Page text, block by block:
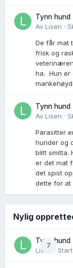
Tynn hund
Av Lisen ·
De får mat
frisk og
ha. Hun er
Tynn hund
Av Lisen ·
Parasitter
hunder og
blitt smitta.
er det mat
det spist
dette for at
Nylig
7
Tynn hund
Lisen
·